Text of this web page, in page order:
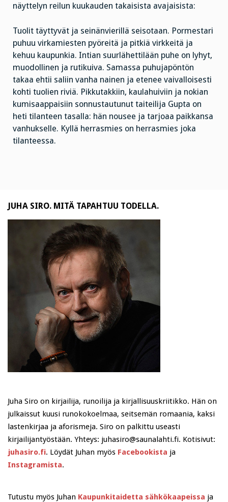
näyttelyn reilun kuukauden takaisista avajaisista:
Tuolit täyttyvät ja seinänvierillä seisotaan. Pormestari
puhuu virkamiesten pyöreitä ja pitkiä virkkeitä ja
kehuu kaupunkia. Intian suurlähettilään puhe on lyhyt,
muodollinen ja rutikuiva. Samassa puhujapöntön
takaa ehtii saliin vanha nainen ja etenee vaivalloisesti
kohti tuolien riviä. Pikkutakkiin, kaulahuiviin ja nokian
kumisaappaisiin sonnustautunut taiteilija Gupta on
heti tilanteen tasalla: hän nousee ja tarjoaa paikkansa
vanhukselle. Kyllä herrasmies on herrasmies joka
tilanteessa.
JUHA SIRO. MITÄ TAPAHTUU TODELLA.
Juha Siro on kirjailija, runoilija ja kirjallisuuskriitikko. Hän on
julkaissut kuusi runokokoelmaa, seitsemän romaania, kaksi
lastenkirjaa ja aforismeja. Siro on palkittu useasti
kirjailijantyöstään. Yhteys: juhasiro@saunalahti.fi. Kotisivut:
juhasiro.fi. Löydät Juhan myös Facebookista ja
Instagramista.
Tutustu myös Juhan Kaupunkitaidetta sähkökaapeissa ja